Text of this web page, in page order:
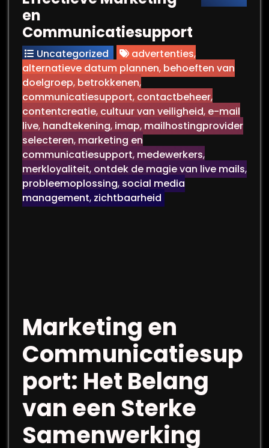
en
Communicatiesupport
Uncategorized advertenties,
alternatieve datum plannen, behoeften van
doelgroep, betrokkenen,
communicatiesupport, contactbeheer,
contentcreatie, cultuur van veiligheid, e-mail
live, handtekening, imap, mailhostingprovider
selecteren, marketing en
communicatiesupport, medewerkers,
merkloyaliteit, ontdek de magie van live mails,
probleemoplossing, social media
management, zichtbaarheid
Marketing en
Communicatiesup
port: Het Belang
van een Sterke
Samenwerking